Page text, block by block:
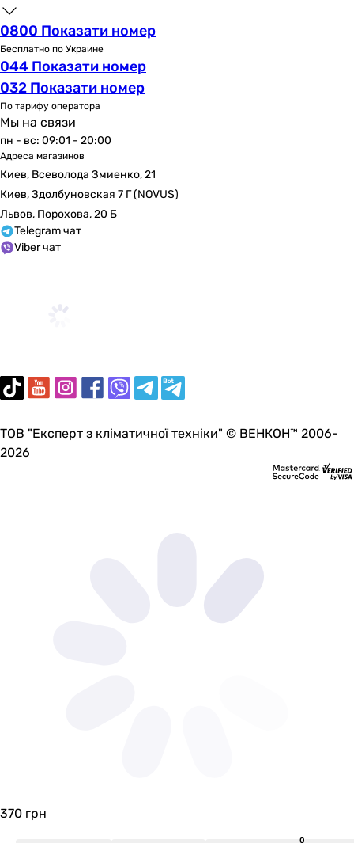
0800 Показати номер
Бесплатно по Украине
044 Показати номер
032 Показати номер
По тарифу оператора
Мы на связи
пн - вс: 09:01 - 20:00
Адреса магазинов
Киев, Всеволода Змиенко, 21
Киев, Здолбуновская 7 Г (NOVUS)
Львов, Порохова, 20 Б
Telegram чат
Viber чат
ТОВ "Експерт з кліматичної техніки" © ВЕНКОН™ 2006-
2026
370 грн